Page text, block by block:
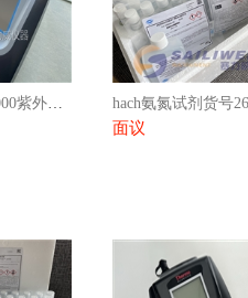
美国哈希dr6000紫外可见光分光光度计/哈希代理
面议